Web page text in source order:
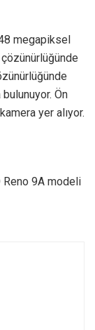
megapiksel
Ön
yer alıyor.
Reno 9A modeli